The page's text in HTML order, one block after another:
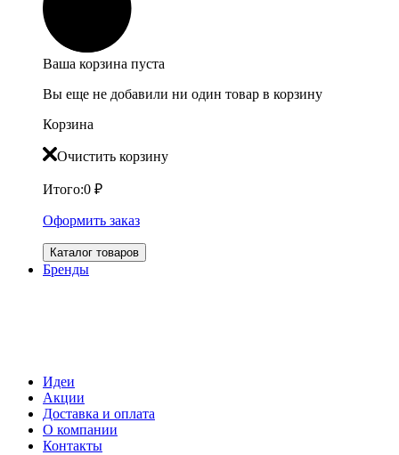
Ваша корзина пуста
Вы еще не добавили ни один товар в корзину
Корзина
Очистить корзину
Итого:0 ₽
Оформить заказ
Каталог товаров
Бренды
Идеи
Акции
Доставка и оплата
О компании
Контакты